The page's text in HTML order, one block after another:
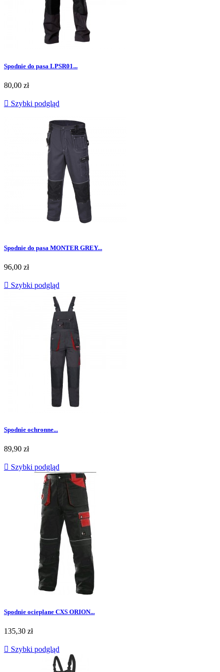
Spodnie do pasa LPSR01...
Cena
80,00 zł
 Szybki podgląd
Spodnie do pasa MONTER GREY...
Cena
96,00 zł
 Szybki podgląd
Spodnie ochronne...
Cena
89,90 zł
 Szybki podgląd
Spodnie ocieplane CXS ORION...
Cena
135,30 zł
 Szybki podgląd